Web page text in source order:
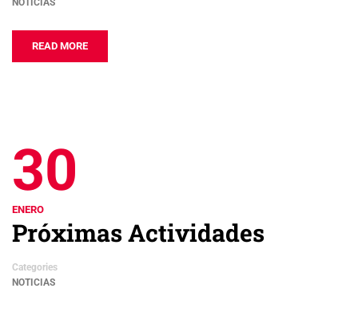
NOTICIAS
READ MORE
30
ENERO
Próximas Actividades
Categories
NOTICIAS